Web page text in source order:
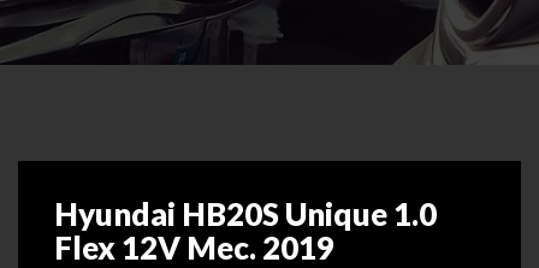
Hyundai HB20S Unique 1.0
Flex 12V Mec. 2019